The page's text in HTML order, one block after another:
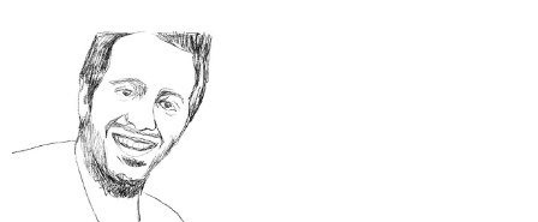
Zusammenspiel
Kinderorchester Pfäffikon
Kinderorchester Rüti
Kinder-Sinfonieorchester
Jugendorchester Attacca
Sinfonietta Züri-Ost
Jugendmusik Wald